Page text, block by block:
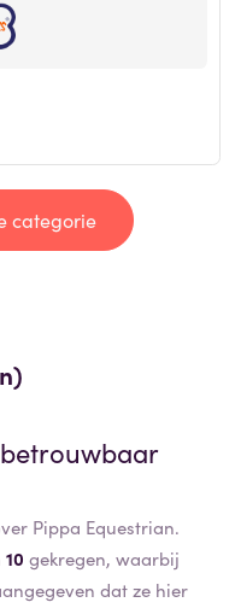
categorie
Pippa Equestrian.
10 gekregen, waarbij
dat ze hier